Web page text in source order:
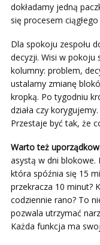
dokładamy jedną
się procesem
Dla spokoju zespołu
decyzji. Wisi w pokoju
kolumny: problem,
ustalamy zmianę
kropką. Po tygodniu
działa czy
Przestaje być tak, że
Warto też
asystą w dni blokowe.
która spóźnia się 15
przekracza 10 minut?
codziennie rano? To
pozwala utrzymać
Każda funkcja ma